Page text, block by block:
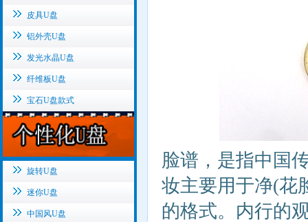
脸谱，是指中国
妆主要用于净(花
的格式。内行的
皮具U盘
铝外壳U盘
发光水晶U盘
纤维板U盘
宝石U盘款式
旋转U盘
迷你U盘
中国风U盘